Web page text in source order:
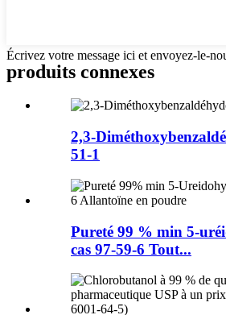
Écrivez votre message ici et envoyez-le-
produits connexes
2,3-
51-1
Pureté 99 % min 5-
cas 97-59-6 Tout...